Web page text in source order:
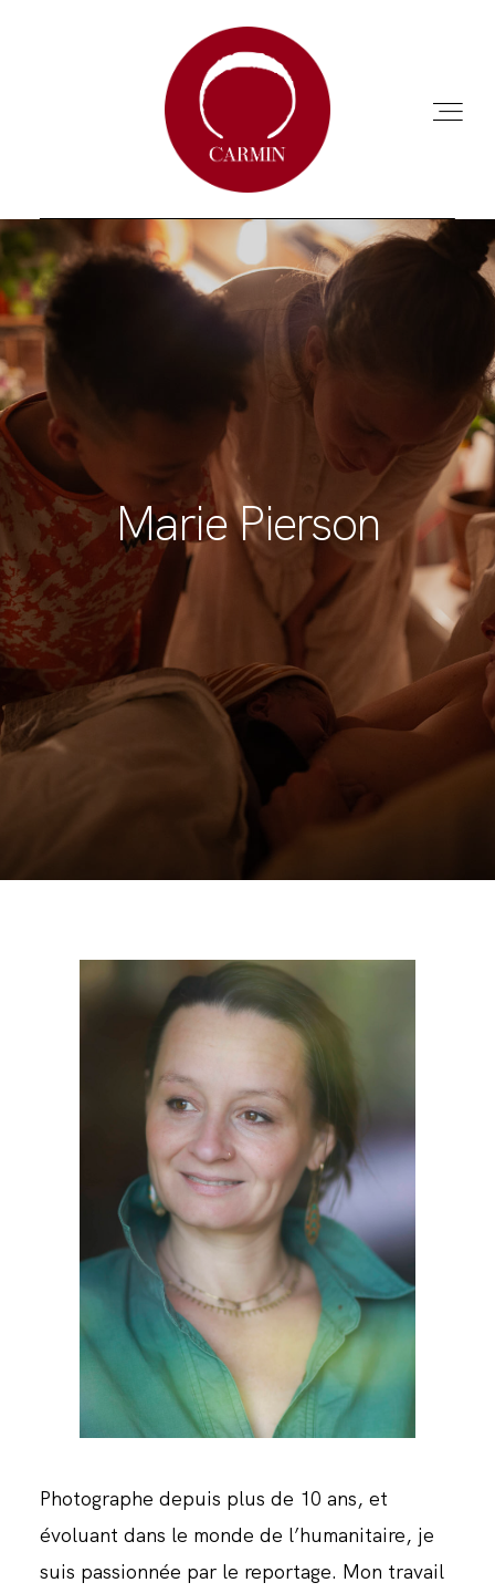
ACCUEIL
ANNUAIRE
CHARTE
BLOG
CONTACT
Marie Pierson
Photographe depuis plus de 10 ans, et
évoluant dans le monde de l’humanitaire, je
suis passionnée par le reportage. Mon travail